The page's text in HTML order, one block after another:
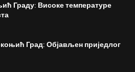
Граду: Високе температуре
Град: Објављен приједлог